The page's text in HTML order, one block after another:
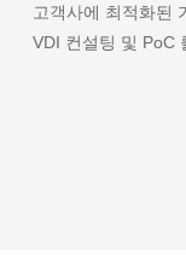
고객사에 최적화된
VDI 컨설팅 및 PoC